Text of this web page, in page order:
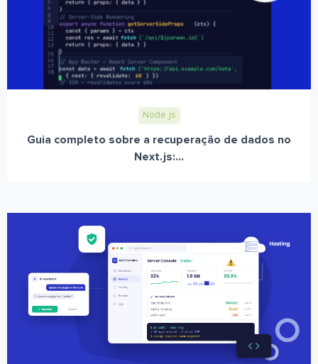
Node.js
Guia completo sobre a recuperação de dados no
Next.js:...